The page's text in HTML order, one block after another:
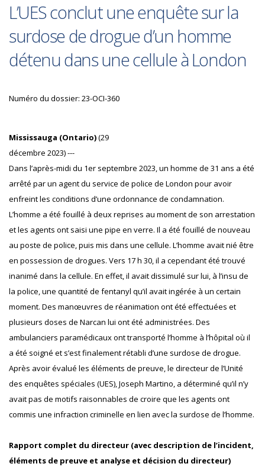
L’UES conclut une enquête sur la
surdose de drogue d’un homme
détenu dans une cellule à London
Numéro du dossier: 23-OCI-360
Mississauga (Ontario)(29
décembre 2023) ---
Dans l’après-midi du 1er septembre 2023, un homme de 31 ans a été
arrêté par un agent du service de police de London pour avoir
enfreint les conditions d’une ordonnance de condamnation.
L’homme a été fouillé à deux reprises au moment de son arrestation
et les agents ont saisi une pipe en verre. Il a été fouillé de nouveau
au poste de police, puis mis dans une cellule. L’homme avait nié être
en possession de drogues. Vers 17 h 30, il a cependant été trouvé
inanimé dans la cellule. En effet, il avait dissimulé sur lui, à l’insu de
la police, une quantité de fentanyl qu’il avait ingérée à un certain
moment. Des manœuvres de réanimation ont été effectuées et
plusieurs doses de Narcan lui ont été administrées. Des
ambulanciers paramédicaux ont transporté l’homme à l’hôpital où il
a été soigné et s’est finalement rétabli d’une surdose de drogue.
Après avoir évalué les éléments de preuve, le directeur de l’Unité
des enquêtes spéciales (UES), Joseph Martino, a déterminé qu’il n’y
avait pas de motifs raisonnables de croire que les agents ont
commis une infraction criminelle en lien avec la surdose de l’homme.
Rapport complet du directeur (avec description de l’incident,
éléments de preuve et analyse et décision du directeur)